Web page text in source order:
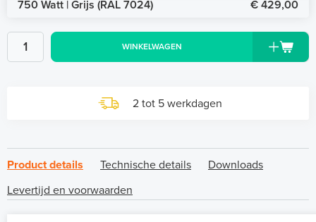
750 Watt | Grijs (RAL 7024) € 429,00
WINKELWAGEN
2 tot 5 werkdagen
Product details Technische details
Downloads
Levertijd en voorwaarden